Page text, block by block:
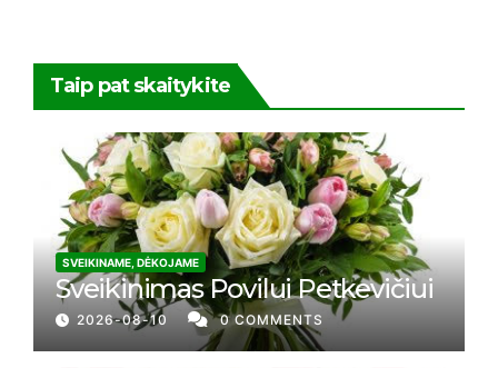
Taip pat skaitykite
SVEIKINAME, DĖKOJAME
Sveikinimas Povilui Petkevičiui
2026-08-10 0 COMMENTS